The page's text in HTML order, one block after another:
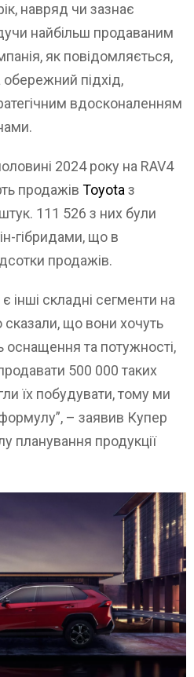
навряд чи зазнає
найбільш продаваним
як повідомляється,
підхід,
вдосконаленням
2024 року на RAV4
продажів Toyota з
111 526 з них були
гібридами, що в
продажів.
інші складні сегменти на
сказали, що вони хочуть
оснащення та потужності,
500 000 таких
їх побудувати, тому ми
– заявив Купер
планування продукції